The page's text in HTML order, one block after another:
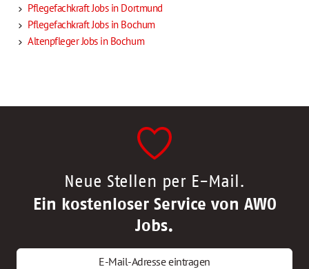
Pflegefachkraft Jobs in Dortmund
Pflegefachkraft Jobs in Bochum
Altenpfleger Jobs in Bochum
Neue Stellen per E-Mail.
Ein kostenloser Service von AWO
Jobs.
E-Mail-Adresse eintragen